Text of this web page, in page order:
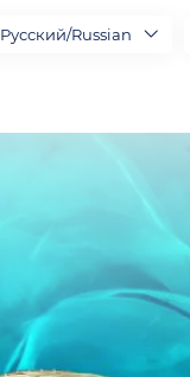
Русский/Russian